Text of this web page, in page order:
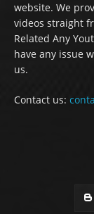
website. We
videos straight
Related Any
have any issue
us.
Contact us: